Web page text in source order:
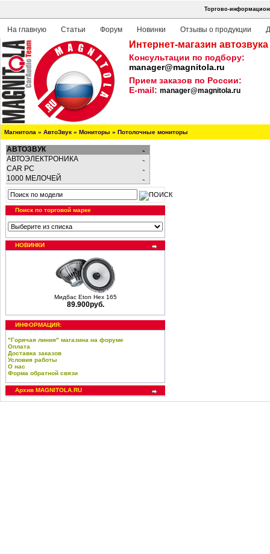
Торгово-
На главную Статьи Форум Новинки Отзывы о продукции
Интернет-магазин
Консультации по подбору:
manager@magnitola.ru
Прием заказов по России:
E-mail: manager@magnitola.ru
Магнитола » АвтоЗвук » Мониторы » Потолочные мониторы
АВТОЗВУК
АВТОЭЛЕКТРОНИКА
CAR PC
1000 МЕЛОЧЕЙ
Поиск по торговой марке
НОВИНКИ
Мидбас Eton Hex 165
89.900руб.
ИНФОРМАЦИЯ:
"Горячая линия" магазина на форуме
Оплата
Доставка заказов
Условия работы
О нас
Форма обратной связи
Архив MAGNITOLA.RU